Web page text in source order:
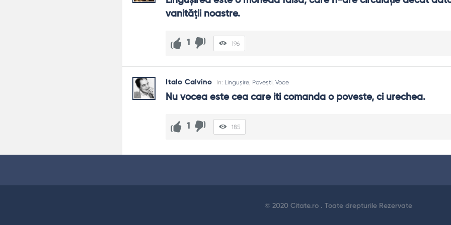
vanității noastre.
1 196
Italo Calvino In: Lingușire, Povești,Voce
Nu vocea este cea care iti comanda o poveste, ci urechea.
1 185
© 2020 Citate.ro . Toate drepturile Rezervate